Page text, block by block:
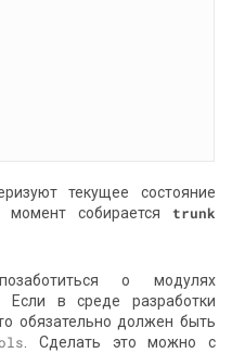
текущее состояние
собирается trunk
о модулях
. Если в среде разработки
обязательно должен быть
. Сделать это можно с